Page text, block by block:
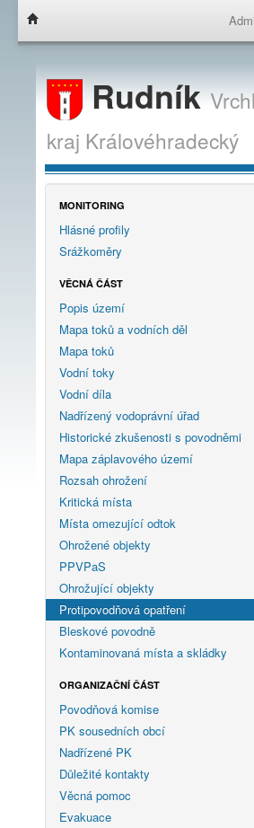
Rudník
kraj Královéhradecký
MONITORING
Hlásné profily
Srážkoměry
VĚCNÁ ČÁST
Popis území
Mapa toků a vodních děl
Mapa toků
Vodní toky
Vodní díla
Nadřízený vodoprávní úřad
Historické zkušenosti s povodněmi
Mapa záplavového území
Rozsah ohrožení
Kritická místa
Místa omezující odtok
Ohrožené objekty
PPVPaS
Ohrožující objekty
Protipovodňová opatření
Bleskové povodně
Kontaminovaná místa a skládky
ORGANIZAČNÍ ČÁST
Povodňová komise
PK sousedních obcí
Nadřízené PK
Důležité kontakty
Věcná pomoc
Evakuace